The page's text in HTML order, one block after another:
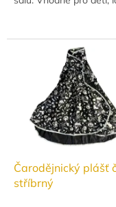
Čarodějnický plášť
stříbrný